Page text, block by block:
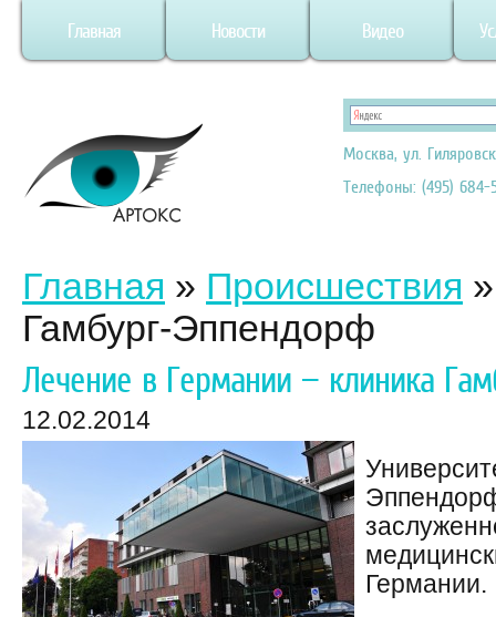
Главная Новости Видео
Москва, ул.
Телефоны: (495) 684-
Главная » Происшествия
Гамбург-Эппендорф
Лечение в Германии — клиника
12.02.2014
Германии.